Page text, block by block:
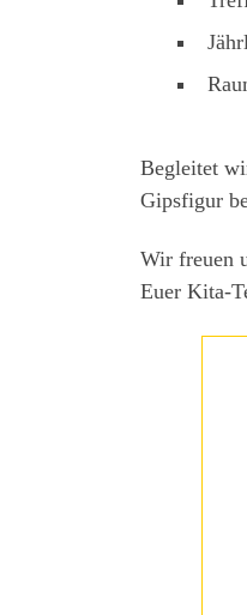
Begleitet
Gipsfigur
Wir freuen
Euer Kita-